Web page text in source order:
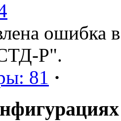
ошибка
Р".
81 ·